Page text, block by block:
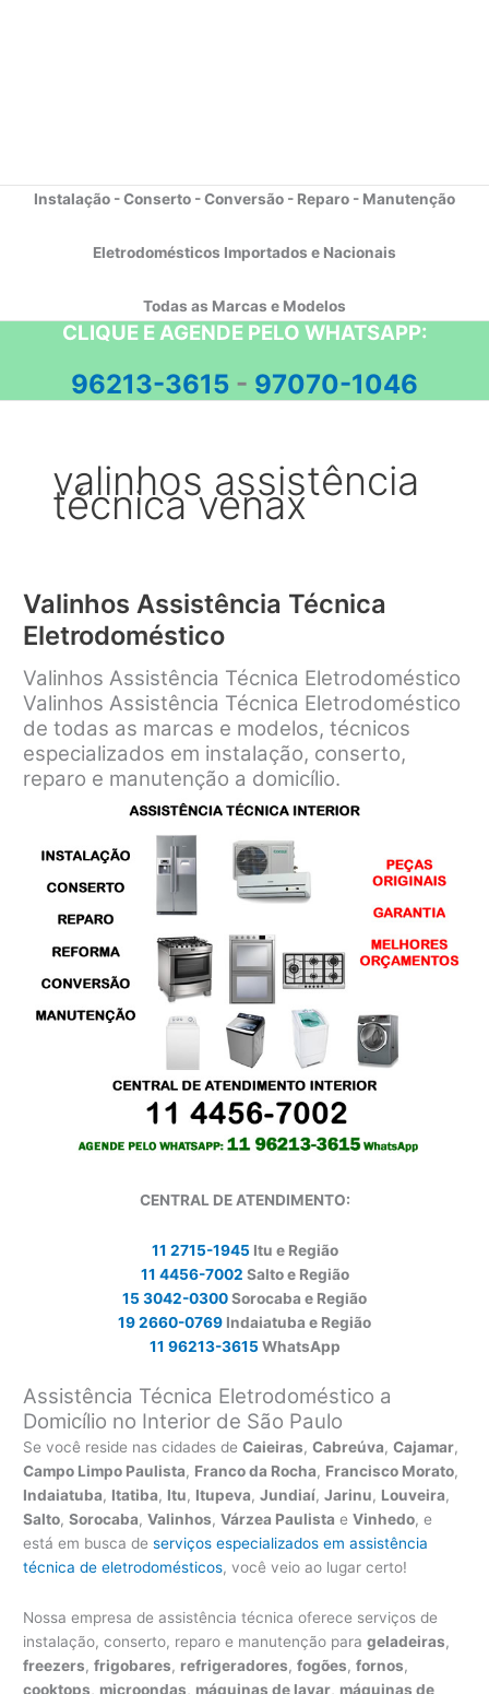
Instalação - Conserto - Conversão - Reparo - Manutenção
Eletrodomésticos Importados e Nacionais
Todas as Marcas e Modelos
CLIQUE E AGENDE PELO WHATSAPP:
96213-3615 - 97070-1046
valinhos assistência
técnica venax
Valinhos Assistência Técnica
Eletrodoméstico
Valinhos Assistência Técnica Eletrodoméstico
Valinhos Assistência Técnica Eletrodoméstico
de todas as marcas e modelos, técnicos
especializados em instalação, conserto,
reparo e manutenção a domicílio.
CENTRAL DE ATENDIMENTO:
11 2715-1945 Itu e Região
11 4456-7002 Salto e Região
15 3042-0300Sorocaba e Região
19 2660-0769 Indaiatuba e Região
11 96213-3615 WhatsApp
Assistência Técnica Eletrodoméstico a
Domicílio no Interior de São Paulo
Se você reside nas cidades deCaieiras,Cabreúva,Cajamar,
Campo Limpo Paulista, Franco da Rocha, Francisco Morato,
Indaiatuba, Itatiba, Itu, Itupeva,Jundiaí,Jarinu, Louveira,
Salto,Sorocaba,Valinhos,Várzea Paulista eVinhedo, e
está em busca deserviços especializados em assistência
técnica de eletrodomésticos, você veio ao lugar certo!
Nossa empresa de assistência técnica oferece serviços de
instalação, conserto, reparo e manutenção parageladeiras,
freezers,frigobares, refrigeradores,fogões,fornos,
cooktops, microondas, máquinas de lavar, máquinas de